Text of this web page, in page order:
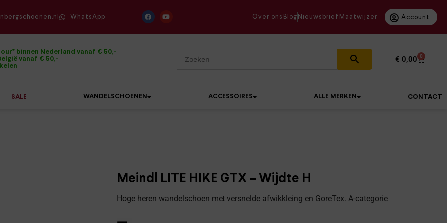
WhatsApp Over ons Blog Nieuwsbrief Maatwijzer Account
binnen Nederland vanaf € 50,-
vanaf € 50,-
€ 0,00 0
SALE WANDELSCHOENEN ACCESSOIRES ALLE MERKEN CONTACT
Meindl LITE HIKE GTX – Wijdte H
Hoge heren wandelschoen met versnelde afwikkleing en GoreTex. A-categorie